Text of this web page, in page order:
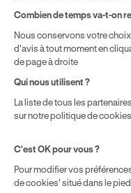
Combien de temps va-t-on
Nous conservons votre
d'avis à tout moment en
de page à droite
Qui nous utilisent ?
La liste de tous les
sur notre politique de cookies
C'est OK pour vous ?
Pour modifier vos
de cookies' situé dans le